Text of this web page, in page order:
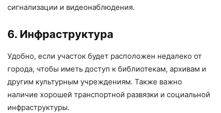
сигнализации и видеонаблюдения.
6. Инфраструктура
Удобно, если участок будет расположен недалеко от
города, чтобы иметь доступ к библиотекам, архивам и
другим культурным учреждениям. Также важно
наличие хорошей транспортной развязки и социальной
инфраструктуры.